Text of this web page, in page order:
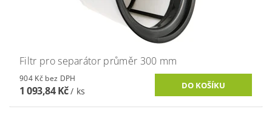
Filtr pro separátor průměr 300 mm
904 Kč bez DPH
1 093,84 Kč/ ks